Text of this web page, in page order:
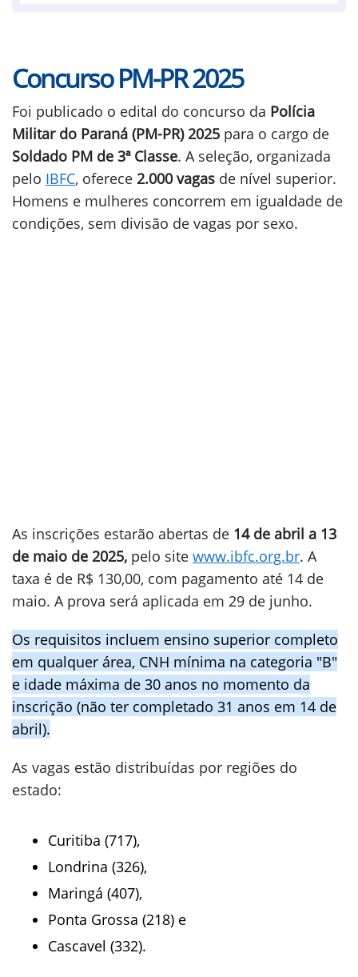
Concurso PM-PR 2025
Foi publicado o edital do concurso da Polícia
Militar do Paraná (PM-PR) 2025 para o cargo de
Soldado PM de 3ª Classe. A seleção, organizada
pelo IBFC, oferece 2.000 vagas de nível superior.
Homens e mulheres concorrem em igualdade de
condições, sem divisão de vagas por sexo.
As inscrições estarão abertas de 14 de abril a 13
de maio de 2025, pelo site www.ibfc.org.br. A
taxa é de R$ 130,00, com pagamento até 14 de
maio. A prova será aplicada em 29 de junho.
Os requisitos incluem ensino superior completo
em qualquer área, CNH mínima na categoria "B"
e idade máxima de 30 anos no momento da
inscrição (não ter completado 31 anos em 14 de
abril).
As vagas estão distribuídas por regiões do
estado:
Curitiba (717),
Londrina (326),
Maringá (407),
Ponta Grossa (218) e
Cascavel (332).